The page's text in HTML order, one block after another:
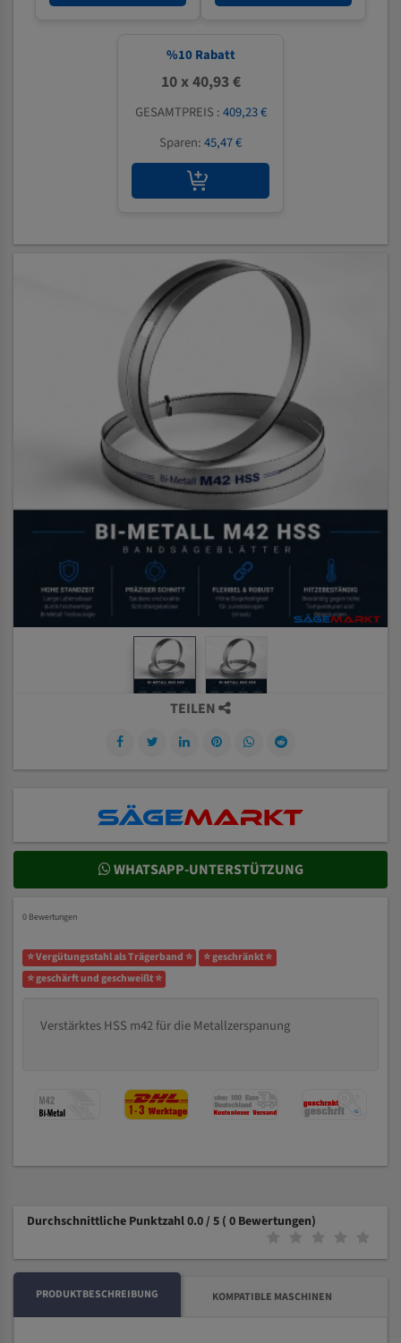
%10 Rabatt
10 x 40,93 €
GESAMTPREIS :409,23 €
Sparen:45,47 €
TEILEN
WHATSAPP-UNTERSTÜTZUNG
0 Bewertungen
⭐ Vergütungsstahl als Trägerband ⭐
⭐ geschränkt ⭐
⭐ geschärft und geschweißt ⭐
Verstärktes HSS m42 für die Metallzerspanung
Durchschnittliche Punktzahl 0.0 / 5 ( 0 Bewertungen)
PRODUKTBESCHREIBUNG KOMPATIBLE MASCHINEN